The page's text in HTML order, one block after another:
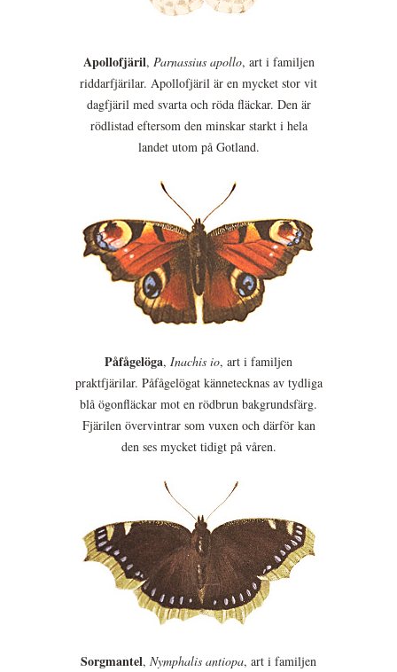
Apollofjäril, Parnassius apollo, art i familjen
riddarfjärilar. Apollofjäril är en mycket stor vit
dagfjäril med svarta och röda fläckar. Den är
rödlistad eftersom den minskar starkt i hela
landet utom på Gotland.
Påfågelöga, Inachis io, art i familjen
praktfjärilar. Påfågelögat kännetecknas av tydliga
blå ögonfläckar mot en rödbrun bakgrundsfärg.
Fjärilen övervintrar som vuxen och därför kan
den ses mycket tidigt på våren.
Sorgmantel, Nymphalis antiopa, art i familjen